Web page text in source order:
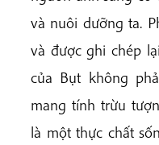
và nuôi dưỡng ta.
và được ghi chép
của Bụt không
mang tính trừu
là một thực chất